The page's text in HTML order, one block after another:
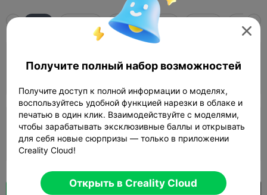
K2 Pro
Слой 0,2 мм, 2 стенки, 15% заполнения
 10h 43m  1 plates  150.50g

Получите полный набор возможностей
Получите доступ к полной информации о моделях,
воспользуйтесь удобной функцией нарезки в облаке и
печатью в один клик. Взаимодействуйте с моделями,
чтобы зарабатывать эксклюзивные баллы и открывать
для себя новые сюрпризы — только в приложении
Creality Cloud!
Открыть в Creality Cloud